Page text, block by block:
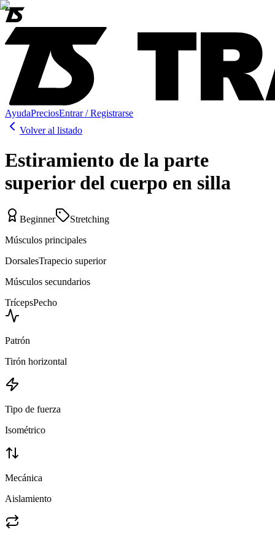
AyudaPreciosEntrar / Registrarse
Volver al listado
Estiramiento de la parte
superior del cuerpo en silla
Beginner
Stretching
Músculos principales
DorsalesTrapecio superior
Músculos secundarios
TrícepsPecho
Patrón
Tirón horizontal
Tipo de fuerza
Isométrico
Mecánica
Aislamiento